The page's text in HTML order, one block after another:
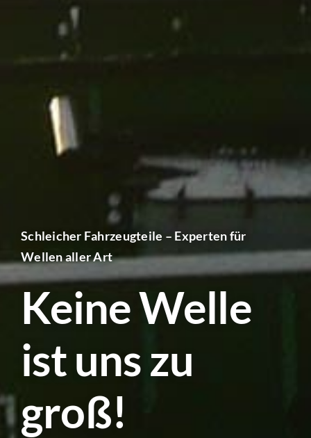
Schleicher Fahrzeugteile – Experten für
Wellen aller Art
Keine Welle
ist uns zu
groß!